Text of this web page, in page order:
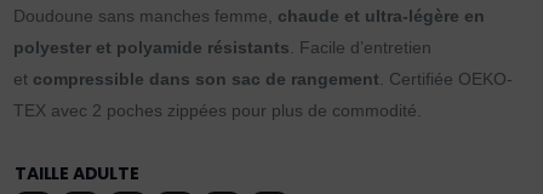
Doudoune sans manches femme, chaude et ultra-légère en
polyester et polyamide résistants . Facile d’entretien
et compressible dans son sac de rangement . Certifiée OEKO-
TEX avec 2 poches zippées pour plus de commodité.
TAILLE ADULTE